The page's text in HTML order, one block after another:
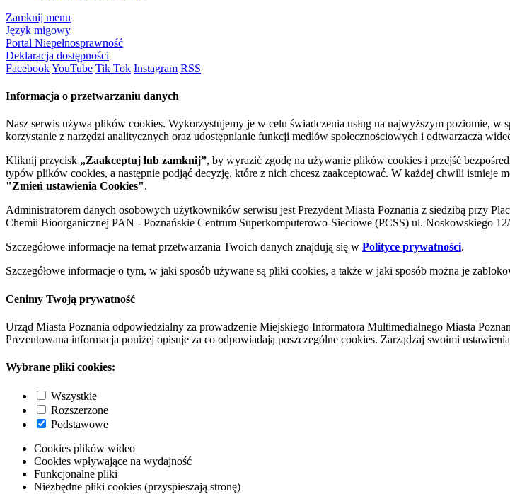
Zamknij menu
Język migowy
Portal Niepełnosprawność
Deklaracja dostępności
FacebookYouTube Tik Tok Instagram RSS
Informacja o przetwarzaniu danych
Nasz serwis używa plików cookies. Wykorzystujemy je w celu świadczenia usług na najwyższym poziomie,
korzystanie z narzędzi analitycznych oraz udostępnianie funkcji mediów społecznościowych i odtwarzacza
Kliknij przycisk „Zaakceptuj lub zamknij”, by wyrazić zgodę na używanie plików cookies i przejść
typów plików cookies, a następnie podjąć decyzję, które z nich chcesz zaakceptować. W każdej chwili
"Zmień ustawienia Cookies".
Administratorem danych osobowych użytkowników serwisu jest Prezydent Miasta Poznania z siedzibą przy
Chemii Bioorganicznej PAN - Poznańskie Centrum Superkomputerowo-Sieciowe (PCSS) ul. Noskowskiego
Szczegółowe informacje na temat przetwarzania Twoich danych znajdują się w Polityce prywatności.
Szczegółowe informacje o tym, w jaki sposób używane są pliki cookies, a także w jaki sposób można je
Cenimy Twoją prywatność
Urząd Miasta Poznania odpowiedzialny za prowadzenie Miejskiego Informatora Multimedialnego Miasta
Prezentowana informacja poniżej opisuje za co odpowiadają poszczególne cookies. Zarządzaj swoimi
Wybrane pliki cookies:
Wszystkie
Rozszerzone
Podstawowe
Cookies plików wideo
Cookies wpływające na wydajność
Funkcjonalne pliki
Niezbędne pliki cookies (przyspieszają stronę)